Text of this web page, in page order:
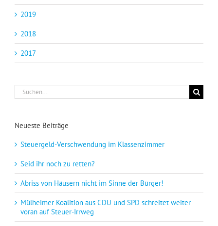
2019
2018
2017
Suche
nach:
Neueste Beiträge
Steuergeld-Verschwendung im Klassenzimmer
Seid ihr noch zu retten?
Abriss von Häusern nicht im Sinne der Bürger!
Mülheimer Koalition aus CDU und SPD schreitet weiter
voran auf Steuer-Irrweg